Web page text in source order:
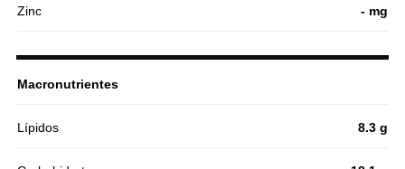
Zinc - mg
Macronutrientes
Lípidos 8.3 g